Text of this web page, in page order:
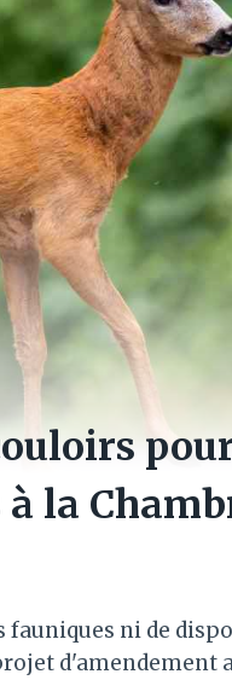
la
fauniques ni de
d'amendement